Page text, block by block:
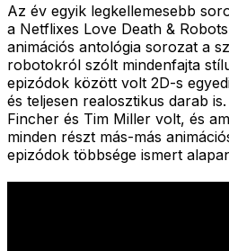
Az év egyik legkellemesebb
a Netflixes Love Death &
animációs antológia sorozat a
robotokról szólt mindenfajta
epizódok között volt 2D-s
és teljesen realosztikus darab
Fincher és Tim Miller volt, és
minden részt más-más
epizódok többsége ismert